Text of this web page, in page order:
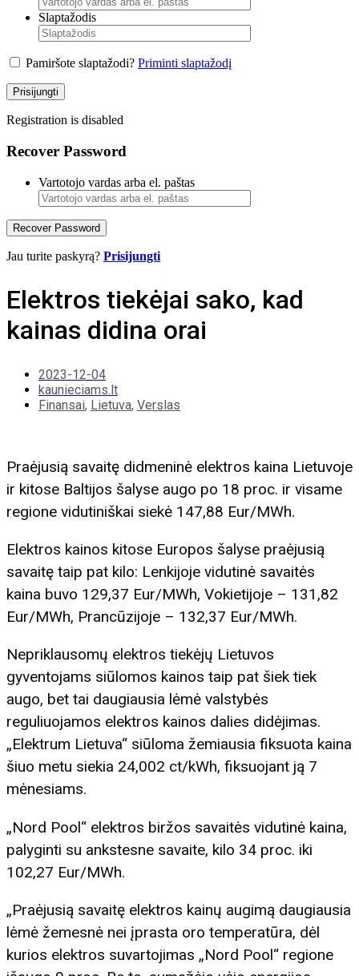
Slaptažodis
Pamiršote slaptažodi? Priminti slaptažodį
Prisijungti
Registration is disabled
Recover Password
Vartotojo vardas arba el. paštas
Recover Password
Jau turite paskyrą? Prisijungti
Elektros tiekėjai sako, kad
kainas didina orai
2023-12-04
kaunieciams.lt
Finansai, Lietuva, Verslas
Praėjusią savaitę didmeninė elektros kaina Lietuvoje
ir kitose Baltijos šalyse augo po 18 proc. ir visame
regione vidutiniškai siekė 147,88 Eur/MWh.
Elektros kainos kitose Europos šalyse praėjusią
savaitę taip pat kilo: Lenkijoje vidutinė savaitės
kaina buvo 129,37 Eur/MWh, Vokietijoje – 131,82
Eur/MWh, Prancūzijoje – 132,37 Eur/MWh.
Nepriklausomų elektros tiekėjų Lietuvos
gyventojams siūlomos kainos taip pat šiek tiek
augo, bet tai daugiausia lėmė valstybės
reguliuojamos elektros kainos dalies didėjimas.
„Elektrum Lietuva“ siūloma žemiausia fiksuota kaina
šiuo metu siekia 24,002 ct/kWh, fiksuojant ją 7
mėnesiams.
„Nord Pool“ elektros biržos savaitės vidutinė kaina,
palyginti su ankstesne savaite, kilo 34 proc. iki
102,27 Eur/MWh.
„Praėjusią savaitę elektros kainų augimą daugiausia
lėmė žemesnė nei įprasta oro temperatūra, dėl
kurios elektros suvartojimas „Nord Pool“ regione